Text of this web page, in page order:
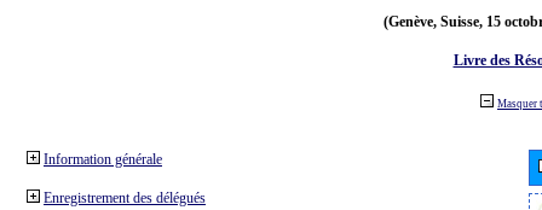
(Genève, Suisse, 15
Livre des
Masquer
Information générale
Enregistrement des délégués